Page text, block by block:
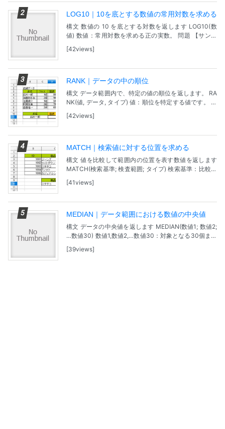
LOG10｜10を底とする数値の常用対数を求める
構文 数値の 10 を底とする対数を返します LOG10(数
値) 数値：常用対数を求める正の実数。 問題 【サンプ
ルファイル】GoogleDreiveで表示されます。ダウンロ
ードし、Calcで開いてく...
42views
RANK｜データの中の順位
構文 データ範囲内で、特定の値の順位を返します。 RA
NK(値, データ, タイプ) 値：順位を特定する値です。 デ
ータ：データが入力されているセル範囲。 タイプ：0を
指定するか省略すると降順。0以外...
42views
MATCH｜検索値に対する位置を求める
構文 値を比較して範囲内の位置を表す数値を返します
MATCH(検索基準; 検査範囲; タイプ) 検索基準：比較に
使用する値。 検査範囲：検査の対象となるセル範囲。
ルックアップ行列は、単一行、単一列、...
41views
MEDIAN｜データ範囲における数値の中央値
構文 データの中央値を返します MEDIAN(数値1; 数値2;
…数値30) 数値1,数値2,…数値30：対象となる30個まで
の引数。 データ数が奇数のときに中央に位置する値の
ことです。 データ数が...
39views